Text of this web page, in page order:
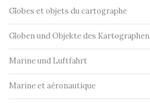
Globes et objets du cartographe
Globen und Objekte des Kartographen
Marine und Luftfahrt
Marine et aéronautique